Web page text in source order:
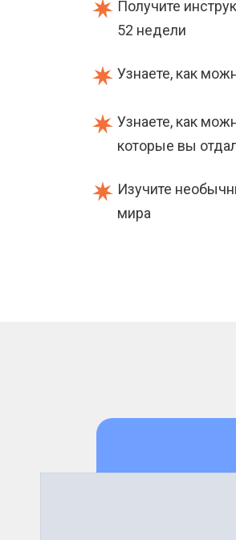
Получите
52 недели
Узнаете, как
Узнаете, как
которые вы
Изучите
мира